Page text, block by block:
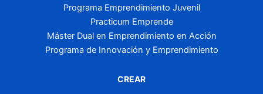
Programa Emprendimiento Juvenil
Practicum Emprende
Máster Dual en Emprendimiento en Acción
Programa de Innovación y Emprendimiento
CREAR